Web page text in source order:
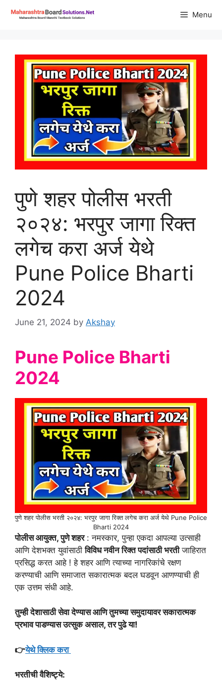
Menu
पुणे शहर पोलीस भरती
२०२४: भरपुर जागा रिक्त
लगेच करा अर्ज येथे
Pune Police Bharti
2024
June 21, 2024 by Akshay
Pune Police Bharti
2024
पुणे शहर पोलीस भरती २०२४: भरपुर जागा रिक्त लगेच करा अर्ज येथे Pune Police
Bharti 2024
पोलीस आयुक्त, पुणे शहर: नमस्कार, पुन्हा एकदा आपल्या उत्साही
आणि देशभक्त युवांसाठीविविध नवीन रिक्त पदांसाठी भरतीजाहिरात
प्रसिद्ध करत आहे ! हे शहर आणि त्याच्या नागरिकांचे रक्षण
करण्याची आणि समाजात सकारात्मक बदल घडवून आणण्याची ही
एक उत्तम संधी आहे.
तुम्ही देशासाठी सेवा देण्यास आणि तुमच्या समुदायावर सकारात्मक
प्रभाव पाडण्यास उत्सुक असाल, तर पुढे या!
👉येथे क्लिक करा
भरतीची वैशिष्ट्ये: